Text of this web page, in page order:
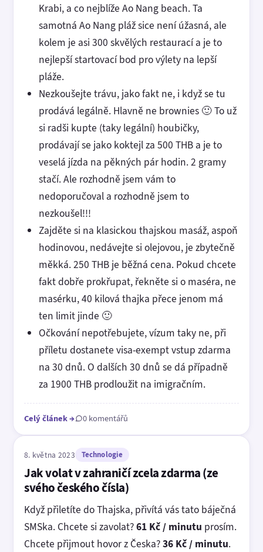
Krabi, a co nejblíže Ao Nang beach. Ta
samotná Ao Nang pláž sice není úžasná, ale
kolem je asi 300 skvělých restaurací a je to
nejlepší startovací bod pro výlety na lepší
pláže.
Nezkoušejte trávu, jako fakt ne, i když se tu
prodává legálně. Hlavně ne brownies 🙂 To už
si radši kupte (taky legální) houbičky,
prodávají se jako koktejl za 500 THB a je to
veselá jízda na pěkných pár hodin. 2 gramy
stačí. Ale rozhodně jsem vám to
nedoporučoval a rozhodně jsem to
nezkoušel!!!
Zajděte si na klasickou thajskou masáž, aspoň
hodinovou, nedávejte si olejovou, je zbytečně
měkká. 250 THB je běžná cena. Pokud chcete
fakt dobře prokřupat, řekněte si o maséra, ne
masérku, 40 kilová thajka přece jenom má
ten limit jinde 🙂
Očkování nepotřebujete, vízum taky ne, při
příletu dostanete visa-exempt vstup zdarma
na 30 dnů. O dalších 30 dnů se dá případně
za 1900 THB prodloužit na imigračním.
Celý článek→ 0 komentářů
8. května 2023 Technologie
Jak volat v zahraničí zcela zdarma (ze
svého českého čísla)
Když přiletíte do Thajska, přivítá vás tato báječná
SMSka. Chcete si zavolat?61 Kč / minutu prosím.
Chcete přijmout hovor z Česka?36 Kč / minutu.